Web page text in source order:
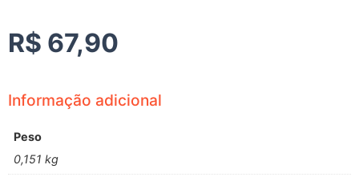
R$ 67,90
Informação adicional
Peso
0,151 kg